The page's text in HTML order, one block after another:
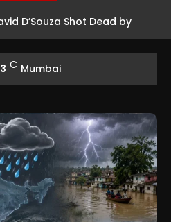
D’Souza Shot Dead by
C Mumbai